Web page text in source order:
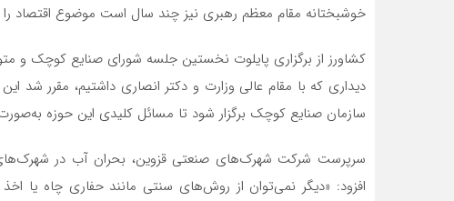
خوشبختانه مقام معظم رهبری نیز چند سال است موضوع اقتصاد را
کشاورز از برگزاری پایلوت نخستین جلسه شورای صنایع کوچک و
دیداری که با مقام عالی وزارت و دکتر انصاری داشتیم، مقرر شد
سازمان صنایع کوچک برگزار شود تا مسائل کلیدی این حوزه
سرپرست شرکت شهرک‌های صنعتی قزوین، بحران آب در
افزود: «دیگر نمی‌توان از روش‌های سنتی مانند حفاری چاه یا